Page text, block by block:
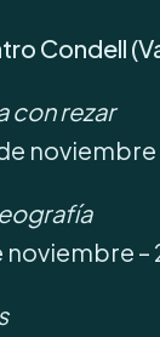
Condell
con rezar
noviembre
noviembre –